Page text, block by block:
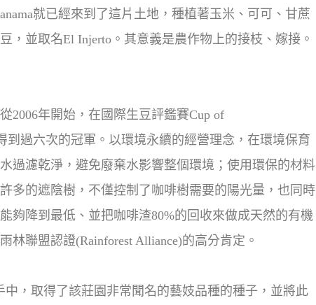
就已經來到了這片土地，種植著玉米、可可、甘蔗
，並取名El Injerto。其意義是農作物上的接枝、嫁接。
年開始，在國際生豆評鑑賽Cup of
到過六次的冠軍。以環境永續的經營理念，在環境保育
過濾乾淨，避免廢棄水影響整個環境；使用環保的材料
多的遮陰樹，不僅控制了咖啡樹需要的陽光量，也同時
夠降到最低、並把咖啡渣80%的回收來做成天然的有機
聯盟認證(Rainforest Alliance)的高分肯定。
，取得了該莊園非常聞名的藝妓品種的種子，並將此